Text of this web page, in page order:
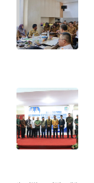
TAPANULI
UTARA
SAMOSIR
WN
PADANG
LAWAS